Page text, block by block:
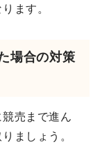
ます。
場合の対策
売まで進ん
ましょう。